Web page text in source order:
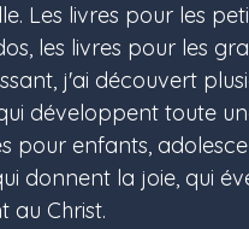
Les livres pour les
les livres pour les
j'ai découvert
développent toute
pour enfants,
donnent la joie, qui
au Christ.